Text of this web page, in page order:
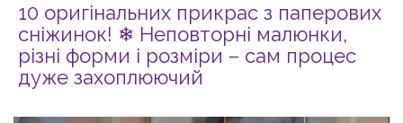
10 оригінальних прикрас з паперових
сніжинок! ❄ Неповторні малюнки,
різні форми і розміри – сам процес
дуже захоплюючий